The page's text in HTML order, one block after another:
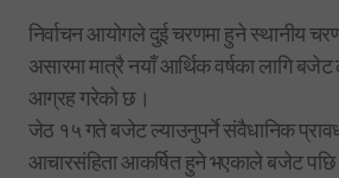
निर्वाचन आयोगले दुई चरणमा हुने स्थानीय
असारमा मात्रै नयाँ आर्थिक वर्षका लागि
आग्रह गरेको छ।
जेठ १५ गते बजेट ल्याउनुपर्ने संवैधानिक
आचारसंहिता आकर्षित हुने भएकाले बजेट पछि